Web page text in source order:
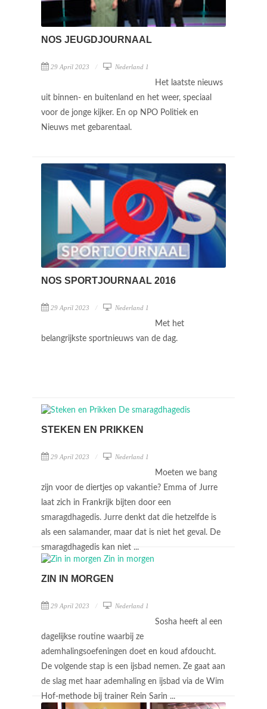
NOS JEUGDJOURNAAL
29 April 2023 Nederland 1
Het laatste nieuws
uit binnen- en buitenland en het weer, speciaal
voor de jonge kijker. En op NPO Politiek en
Nieuws met gebarentaal.
NOS SPORTJOURNAAL 2016
29 April 2023 Nederland 1
Met het
belangrijkste sportnieuws van de dag.
STEKEN EN PRIKKEN
29 April 2023 Nederland 1
Moeten we bang
zijn voor de diertjes op vakantie? Emma of Jurre
laat zich in Frankrijk bijten door een
smaragdhagedis. Jurre denkt dat die hetzelfde is
als een salamander, maar dat is niet het geval. De
smaragdhagedis kan niet ...
ZIN IN MORGEN
29 April 2023 Nederland 1
Sosha heeft al een
dagelijkse routine waarbij ze
ademhalingsoefeningen doet en koud afdoucht.
De volgende stap is een ijsbad nemen. Ze gaat aan
de slag met haar ademhaling en ijsbad via de Wim
Hof-methode bij trainer Rein Sarin ...